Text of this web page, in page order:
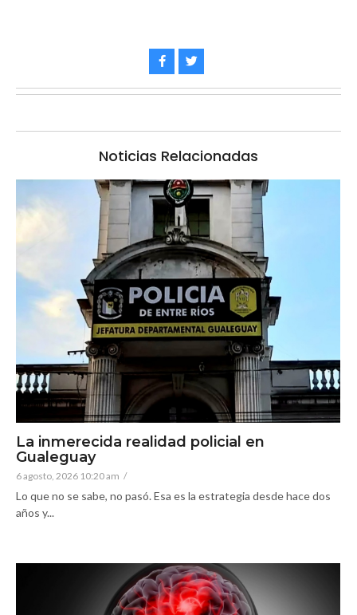
Noticias Relacionadas
La inmerecida realidad policial en
Gualeguay
6 agosto, 2026 10:20 am /
Lo que no se sabe, no pasó. Esa es la estrategia desde hace dos
años y...